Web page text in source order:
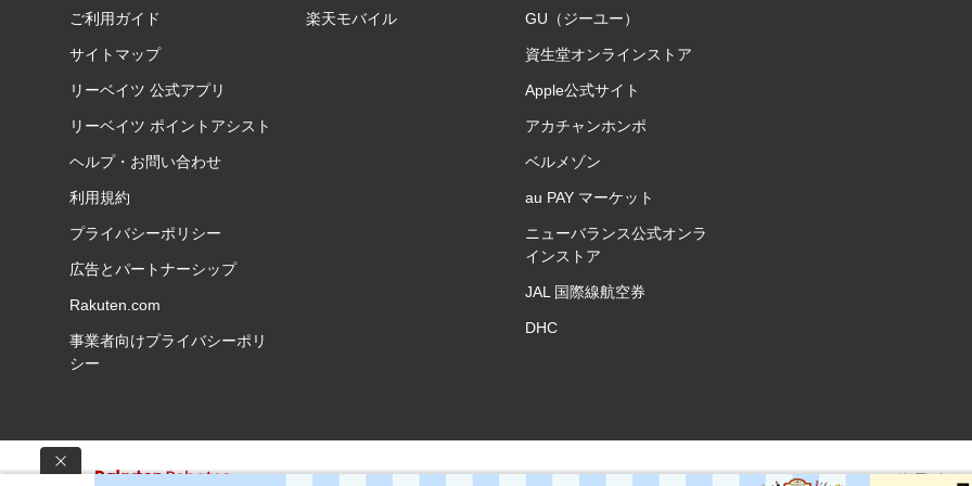
ご利用ガイド
サイトマップ
リーベイツ 公式アプリ
リーベイツ ポイントアシスト
ヘルプ・お問い合わせ
利用規約
プライバシーポリシー
広告とパートナーシップ
Rakuten.com
事業者向けプライバシーポリ
シー
楽天モバイル GU（ジーユー）
資生堂オンラインストア
Apple公式サイト
アカチャンホンポ
ベルメゾン
au PAY マーケット
ニューバランス公式オンラ
インストア
JAL 国際線航空券
DHC
楽天ポイ